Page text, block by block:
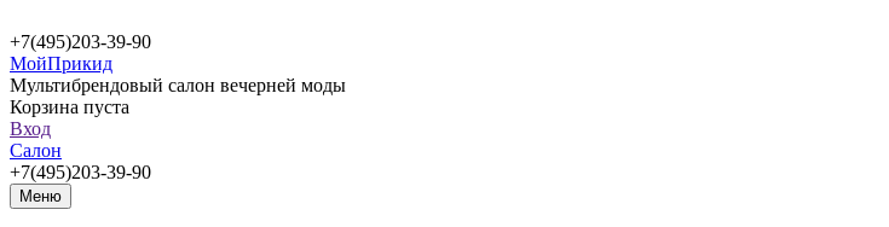
+7(495)203-39-90
МойПрикид
Мультибрендовый салон вечерней моды
Корзина пуста
Вход
Салон
+7(495)203-39-90
Меню